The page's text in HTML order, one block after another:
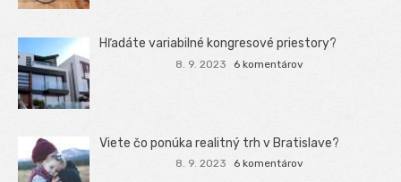
Hľadáte variabilné kongresové priestory?
8. 9. 2023 6 komentárov
Viete čo ponúka realitný trh v Bratislave?
8. 9. 2023 6 komentárov